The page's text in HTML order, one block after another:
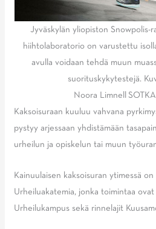
Jyväskylän yliopiston Snowpolis-
hiihtolaboratorio on varustettu
avulla voidaan tehdä muun
suorituskykytestejä.
Noora Limnell
Kaksoisuraan kuuluu vahvana
pystyy arjessaan yhdistämään
urheilun ja opiskelun tai muun
Kainuulaisen kaksoisuran ytimessä
Urheiluakatemia, jonka toimintaa ovat
Urheilukampus sekä rinnelajit